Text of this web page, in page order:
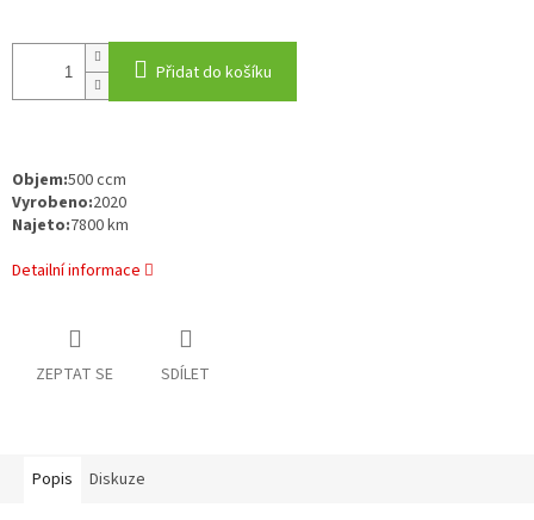
Přidat do košíku
Objem:500 ccm
Vyrobeno:2020
Najeto:7800 km
Detailní informace
ZEPTAT SE SDÍLET
Popis Diskuze